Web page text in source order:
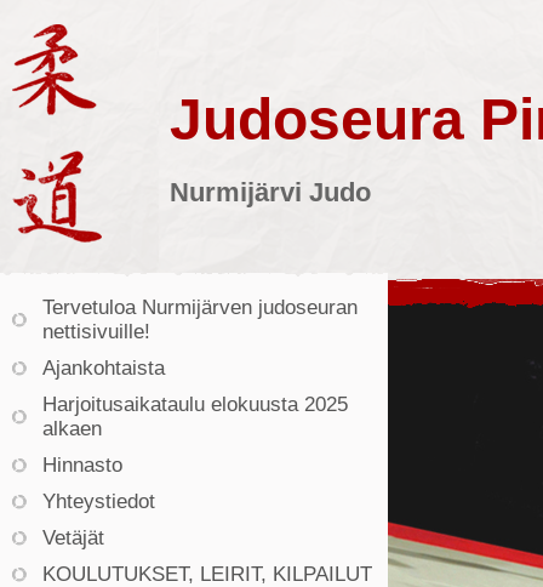
Judoseura
Nurmijärvi Judo
Tervetuloa Nurmijärven judoseuran
nettisivuille!
Ajankohtaista
Harjoitusaikataulu elokuusta 2025
alkaen
Hinnasto
Yhteystiedot
Vetäjät
KOULUTUKSET, LEIRIT, KILPAILUT